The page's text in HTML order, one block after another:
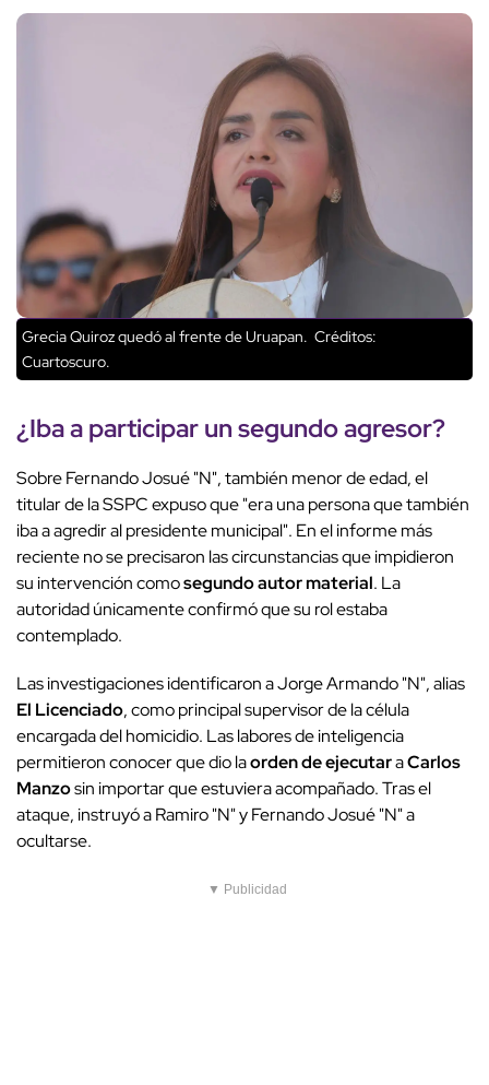
Grecia Quiroz quedó al frente de Uruapan. Créditos:
Cuartoscuro.
¿Iba a participar un segundo agresor?
Sobre Fernando Josué "N", también menor de edad, el
titular de la SSPC expuso que "era una persona que también
iba a agredir al presidente municipal". En el informe más
reciente no se precisaron las circunstancias que impidieron
su intervención comosegundo autor material. La
autoridad únicamente confirmó que su rol estaba
contemplado.
Las investigaciones identificaron a Jorge Armando "N", alias
El Licenciado, como principal supervisor de la célula
encargada del homicidio. Las labores de inteligencia
permitieron conocer que dio laorden de ejecutaraCarlos
Manzosin importar que estuviera acompañado. Tras el
ataque, instruyó a Ramiro "N" y Fernando Josué "N" a
ocultarse.
▼ Publicidad